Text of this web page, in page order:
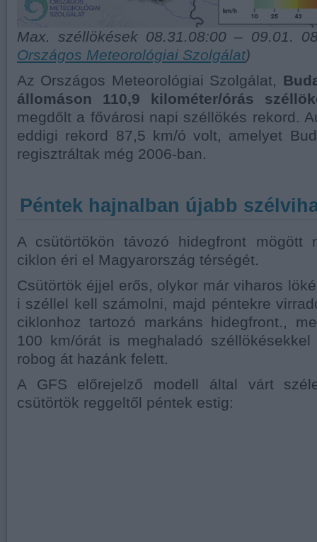
Max. széllökések 08.31.08:00 – 09.01.
Országos Meteorológiai Szolgálat)
Az Országos Meteorológiai Szolgálat,
állomáson 110,9 kilométer/órás
megdőlt a fővárosi napi széllökés rekord.
eddigi rekord 87,5 km/ó volt, amelyet
regisztráltak még 2006-ban.
Péntek hajnalban újabb
A csütörtökön távozó hidegfront mögött
ciklon éri el Magyarország térségét.
Csütörtök éjjel erős, olykor már viharos
i széllel kell számolni, majd péntekre
ciklonhoz tartozó markáns hidegfront.,
100 km/órát is meghaladó
robog át hazánk felett.
A GFS előrejelző modell által várt
csütörtök reggeltől péntek estig: